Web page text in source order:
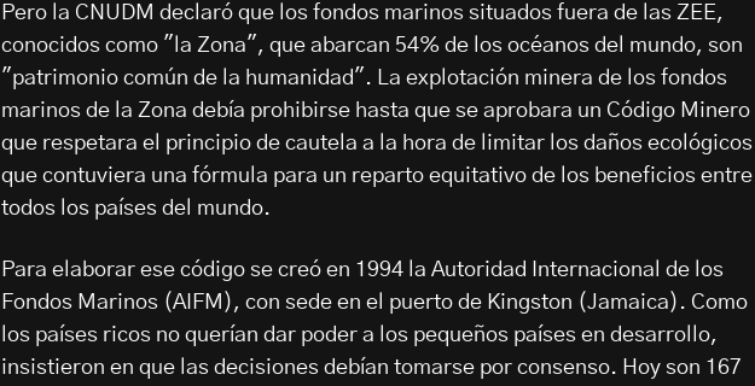
Pero la CNUDM declaró que los fondos marinos situados fuera de las ZEE,
conocidos como "la Zona", que abarcan 54% de los océanos del mundo, son
"patrimonio común de la humanidad". La explotación minera de los fondos
marinos de la Zona debía prohibirse hasta que se aprobara un Código Minero
que respetara el principio de cautela a la hora de limitar los daños ecológicos
que contuviera una fórmula para un reparto equitativo de los beneficios entre
todos los países del mundo.
Para elaborar ese código se creó en 1994 la Autoridad Internacional de los
Fondos Marinos (AIFM), con sede en el puerto de Kingston (Jamaica). Como
los países ricos no querían dar poder a los pequeños países en desarrollo,
insistieron en que las decisiones debían tomarse por consenso. Hoy son 167